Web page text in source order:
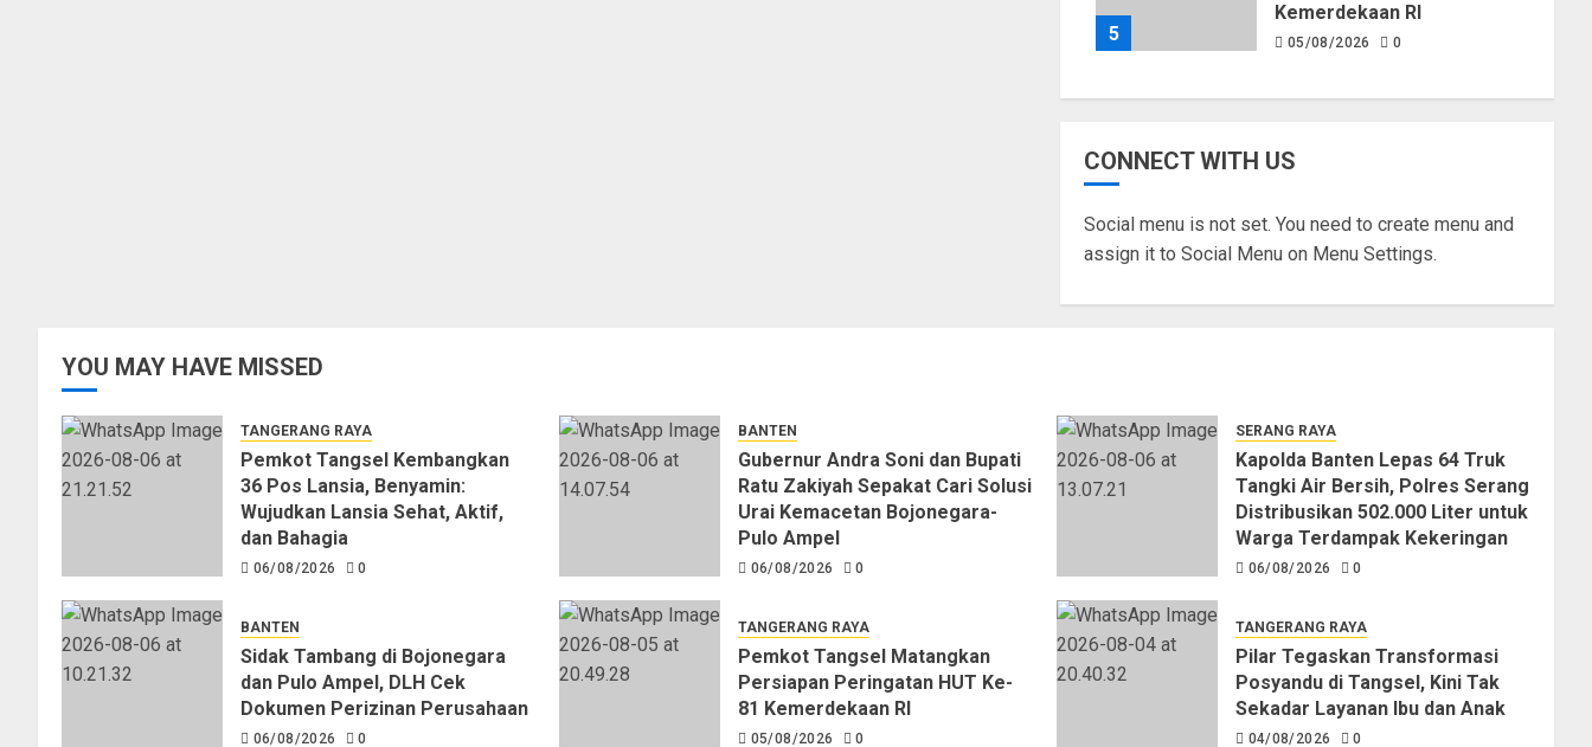
5
Kemerdekaan RI
05/08/2026 0
CONNECT WITH US
Social menu is not set. You need to create menu and
assign it to Social Menu on Menu Settings.
YOU MAY HAVE MISSED
TANGERANG RAYA
Pemkot Tangsel Kembangkan
36 Pos Lansia, Benyamin:
Wujudkan Lansia Sehat, Aktif,
dan Bahagia
06/08/2026 0
BANTEN
Gubernur Andra Soni dan Bupati
Ratu Zakiyah Sepakat Cari Solusi
Urai Kemacetan Bojonegara-
Pulo Ampel
06/08/2026 0
SERANG RAYA
Kapolda Banten Lepas 64 Truk
Tangki Air Bersih, Polres Serang
Distribusikan 502.000 Liter untuk
Warga Terdampak Kekeringan
06/08/2026 0
BANTEN
Sidak Tambang di Bojonegara
dan Pulo Ampel, DLH Cek
Dokumen Perizinan Perusahaan
06/08/2026 0
TANGERANG RAYA
Pemkot Tangsel Matangkan
Persiapan Peringatan HUT Ke-
81 Kemerdekaan RI
05/08/2026 0
TANGERANG RAYA
Pilar Tegaskan Transformasi
Posyandu di Tangsel, Kini Tak
Sekadar Layanan Ibu dan Anak
04/08/2026 0